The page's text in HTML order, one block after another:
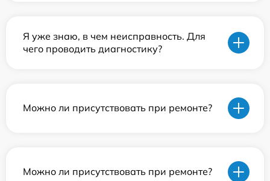
Я уже знаю, в чем неисправность. Для
чего проводить диагностику?
Можно ли присутствовать при ремонте?
Можно ли присутствовать при ремонте?